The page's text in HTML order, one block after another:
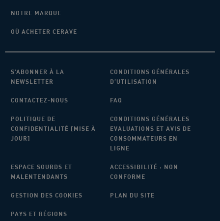
NOTRE MARQUE
OÙ ACHETER CERAVE
S’ABONNER À LA
NEWSLETTER
CONDITIONS GÉNÉRALES
D’UTILISATION
CONTACTEZ-NOUS FAQ
POLITIQUE DE
CONFIDENTIALITÉ [MISE À
JOUR]
CONDITIONS GÉNÉRALES
EVALUATIONS ET AVIS DE
CONSOMMATEURS EN
LIGNE
ESPACE SOURDS ET
MALENTENDANTS
ACCESSIBILITÉ : NON
CONFORME
GESTION DES COOKIES PLAN DU SITE
PAYS ET RÉGIONS